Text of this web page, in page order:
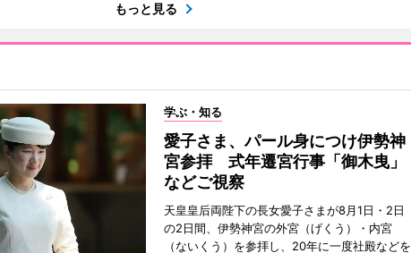
もっと見る
学ぶ・知る
愛子さま、パール身につけ伊勢神
宮参拝 式年遷宮行事「御木曳」
などご視察
天皇皇后両陛下の長女愛子さまが8月1日・2日
の2日間、伊勢神宮の外宮（げくう）・内宮
（ないくう）を参拝し、20年に一度社殿などを